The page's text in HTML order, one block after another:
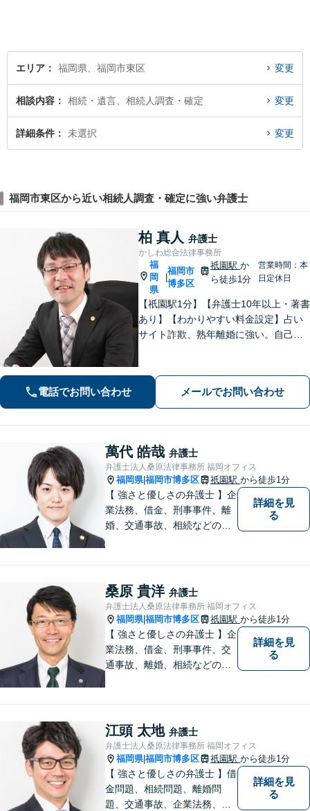
エリア 福岡県、福岡市東区 変更
相談内容 相続・遺言、相続人調査・確定 変更
詳細条件 未選択 変更
福岡市東区から近い相続人調査・確定に強い弁護士
柏 真人 弁護士
かしわ総合法律事務所
福
岡
県
福岡市
博多区
祇園駅 か
ら徒歩1分
営業時間：本
日定休日
【祇園駅1分】【弁護士10年以上・著書
あり】【わかりやすい料金設定】占い
サイト詐欺、熟年離婚に強い。自己破
詐欺、刑事事件（博多警察署まで徒歩5
分）や相続にも対応。
電話でお問い合わせ メールでお問い合わせ
萬代 皓哉 弁護士
弁護士法人桑原法律事務所 福岡オフィス
福岡県|福岡市博多区 祇園駅 から徒歩1分
【 強さと優しさの弁護士 】企
業法務、借金、刑事事件、離
婚、交通事故、相続などのご
なリーガルサービスを提供い
たします。
詳細を見
る
桑原 貴洋 弁護士
弁護士法人桑原法律事務所 福岡オフィス
福岡県|福岡市博多区 祇園駅 から徒歩1分
【 強さと優しさの弁護士 】企
業法務、借金、刑事事件、交
通事故、離婚、相続などのご
なリーガルサービスを提供い
たします。
詳細を見
る
江頭 太地 弁護士
弁護士法人桑原法律事務所 福岡オフィス
福岡県|福岡市博多区 祇園駅 から徒歩1分
【 強さと優しさの弁護士 】借
金問題、相続問題、離婚問
題、交通事故、企業法務、刑
詳細を見
る